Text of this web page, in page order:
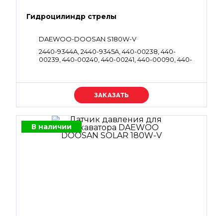
Гидроцилиндр стрелы
DAEWOO-DOOSAN S180W-V
2440-9344A, 2440-9345A, 440-00238, 440-
00239, 440-00240, 440-00241, 440-00090, 440-
Уточняйте цену
В наличии